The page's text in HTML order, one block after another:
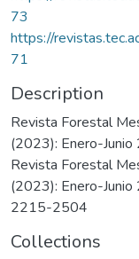
73
https://
71
Description
Revista Forestal
(2023): Enero-
Revista Forestal
(2023): Enero-
2215-2504
Collections